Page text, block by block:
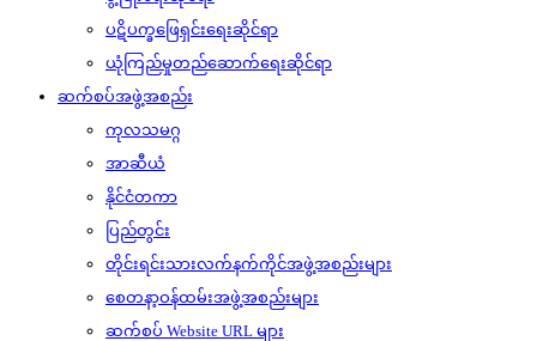
ပဋိပက္ခဖြေရှင်းရေးဆိုင်ရာ
ယုံကြည်မှုတည်ဆောက်ရေးဆိုင်ရာ
ဆက်စပ်အဖွဲ့အစည်း
ကုလသမဂ္ဂ
အာဆီယံ
နိုင်ငံတကာ
ပြည်တွင်း
တိုင်းရင်းသားလက်နက်ကိုင်အဖွဲ့အစည်းများ
စေတနာ့ဝန်ထမ်းအဖွဲ့အစည်းများ
ဆက်စပ် Website URL များ